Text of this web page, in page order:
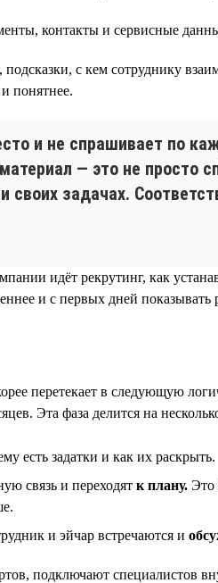
контакты и сервисные
с кем сотруднику
понятнее.
и не спрашивает по
— это не просто
задачах.
идёт рекрутинг, как
и с первых дней показывать
перетекает в следующую
Эта фаза делится на
есть задатки и как их раскрыть.
связь и переходят к плану. Это
и эйчар встречаются и
подключают специалистов